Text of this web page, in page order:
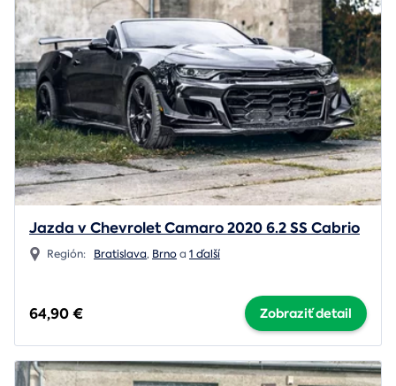
Jazda v Chevrolet Camaro 2020 6.2 SS Cabrio
Región: Bratislava, Brnoa 1 ďalší
64,90 € Zobraziť detail